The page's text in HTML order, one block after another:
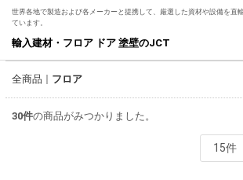
世界各地で製造および各メーカーと提携して、厳選した資材や設備を直
ています。
輸入建材・フロア ドア 塗壁のJCT
全商品 フロア
30件の商品がみつかりました。